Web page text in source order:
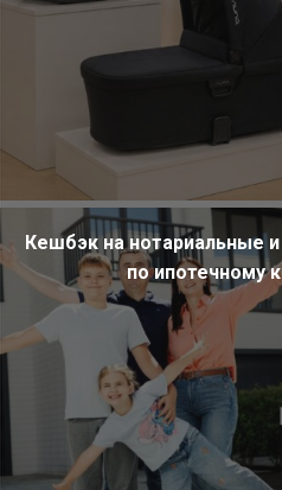
Кешбэк на нотариальные
по ипотечному